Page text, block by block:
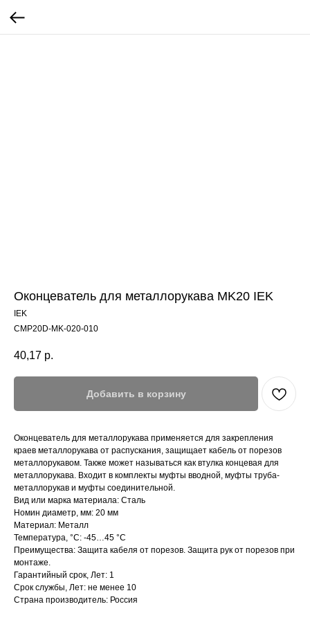
Оконцеватель для металлорукава MK20 IEK
IEK
CMP20D-MK-020-010
40,17 р.
Добавить в корзину
Оконцеватель для металлорукава применяется для закрепления
краев металлорукава от распускания, защищает кабель от порезов
металлорукавом. Также может называться как втулка концевая для
металлорукава. Входит в комплекты муфты вводной, муфты труба-
металлорукав и муфты соединительной.
Вид или марка материала: Сталь
Номин диаметр, мм: 20 мм
Материал: Металл
Температура, °C: -45…45 °C
Преимущества: Защита кабеля от порезов. Защита рук от порезов при
монтаже.
Гарантийный срок, Лет: 1
Срок службы, Лет: не менее 10
Страна производитель: Россия